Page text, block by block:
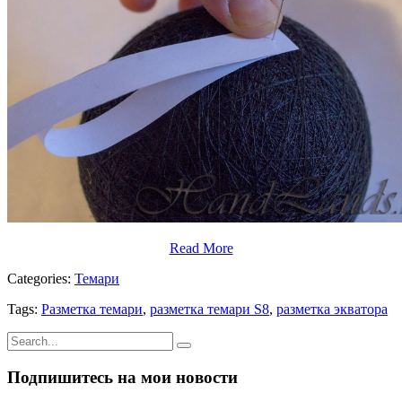
Read More
Categories: Темари
Tags: Разметка темари, разметка темари S8, разметка экватора
Подпишитесь на мои новости